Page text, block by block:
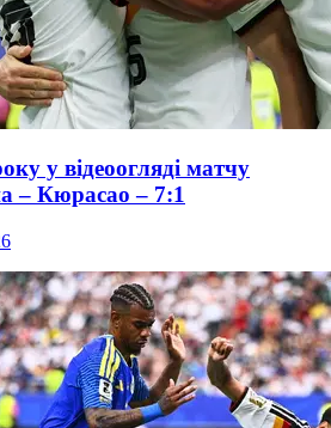
у відеоогляді матчу
– Кюрасао – 7:1